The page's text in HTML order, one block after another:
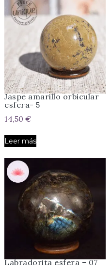
Jaspe amarillo orbicular
esfera- 5
14,50 €
Leer más
Labradorita esfera – 07